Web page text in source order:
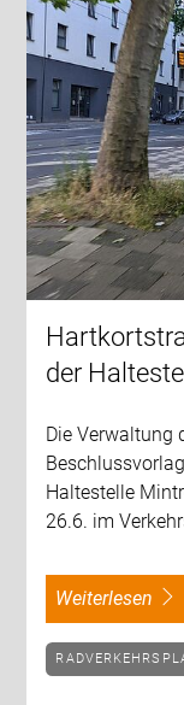
der
Die Verwaltung
Haltestelle
26.6. im
weiterlesen